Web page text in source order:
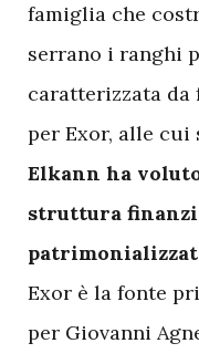
famiglia che
serrano i ranghi
caratterizzata
per Exor, alle cui
Elkann ha
struttura
Exor è la fonte
per Giovanni